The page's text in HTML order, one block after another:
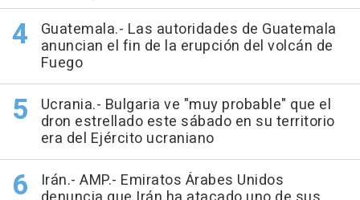
Guatemala.- Las autoridades de Guatemala
anuncian el fin de la erupción del volcán de
Fuego
Ucrania.- Bulgaria ve "muy probable" que el
dron estrellado este sábado en su territorio
era del Ejército ucraniano
Irán.- AMP.- Emiratos Árabes Unidos